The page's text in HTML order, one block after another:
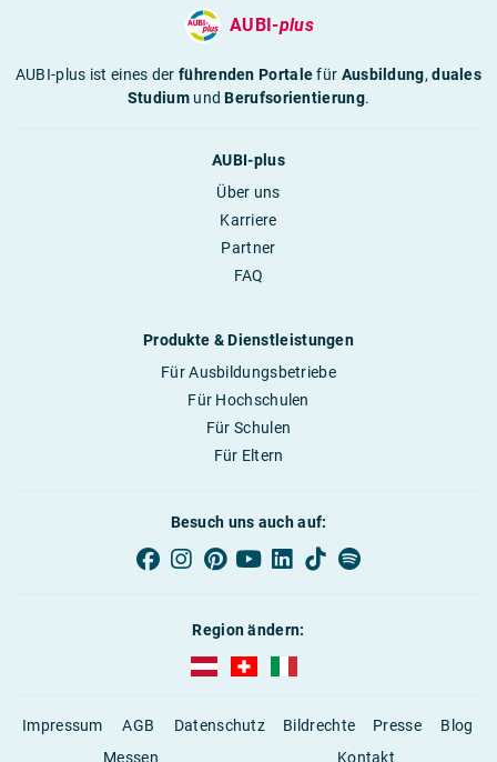
AUBI-plus
AUBI-plus ist eines derführenden Portalefür Ausbildung,duales
StudiumundBerufsorientierung.
AUBI-plus
Über uns
Karriere
Partner
FAQ
Produkte & Dienstleistungen
Für Ausbildungsbetriebe
Für Hochschulen
Für Schulen
Für Eltern
Besuch uns auch auf:
Region ändern:
AUBI-plus Österreich (deutsch)
AUBI-plus Schweiz (deutsch)
AUBI-plus Italien (deutsch)
Impressum AGB Datenschutz Bildrechte Presse
Blog
Messen
Kontakt